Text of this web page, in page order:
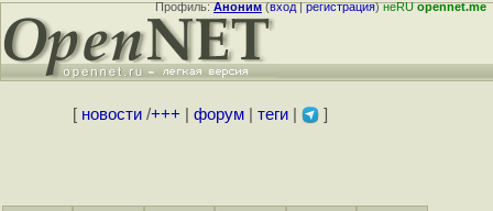
Профиль:Аноним(вход|регистрация)неRUopennet.me
[ новости/+++ форум| теги| ]